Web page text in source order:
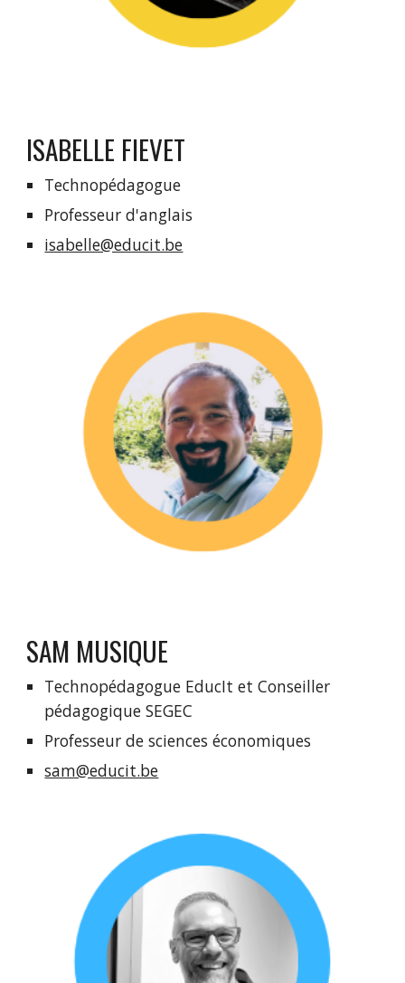
ISABELLE FIEVET
Technopédagogue
Professeur d'anglais
isabelle@educit.be
SAM MUSIQUE
Technopédagogue EducIt et Conseiller
pédagogique SEGEC
Professeur de sciences économiques
sam@educit.be